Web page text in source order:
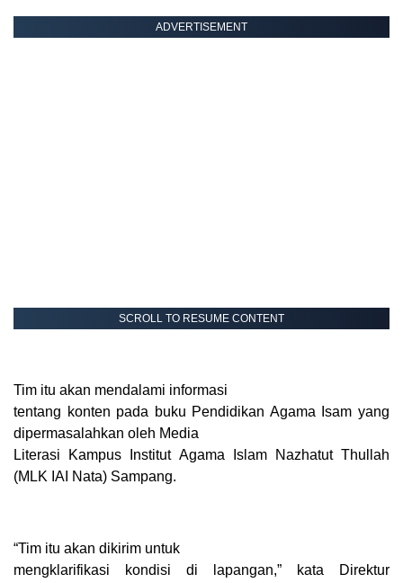
ADVERTISEMENT
SCROLL TO RESUME CONTENT
Tim itu akan mendalami informasi
tentang konten pada buku Pendidikan Agama Isam yang
dipermasalahkan oleh Media
Literasi Kampus Institut Agama Islam Nazhatut Thullah
(MLK IAI Nata) Sampang.
“Tim itu akan dikirim untuk
mengklarifikasi kondisi di lapangan,” kata Direktur